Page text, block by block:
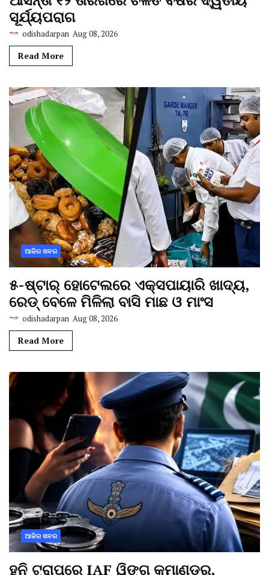
ସୂର୍ଯ୍ୟପରାଗ
odishadarpan Aug 08, 2026
Read More
ଆଜିର ଖବର
୫-ଷ୍ଟାର୍ ହୋଟେଲରେ ଏକ୍ସପାୟାରି ଖାଦ୍ୟ,
ରେଡ୍ ବେଳେ ମିଳିଲା ବାସି ମାଛ ଓ ମାଂସ
odishadarpan Aug 08, 2026
Read More
ଆଜିର ଖବର
ହନି ଟ୍ରାପ୍‌ରେ IAF ୱିଙ୍ଗ କମାଣ୍ଡର୍,